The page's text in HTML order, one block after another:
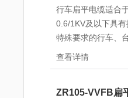
行车扁平电缆适合
0.6/1KV及以下具
特殊要求的行车、
设备和电器用动力
查看详情
ZR105-VVFB扁